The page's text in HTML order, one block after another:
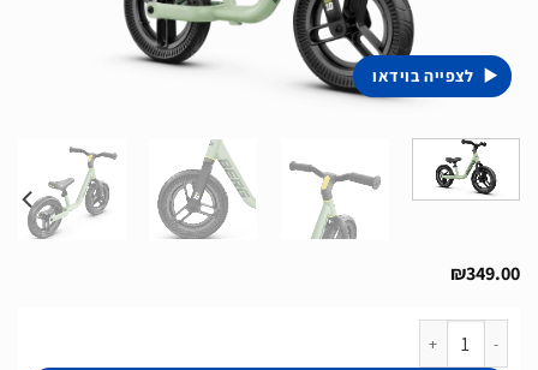
לצפייה בוידאו
₪349.00
כמות של אופני איזון בצבע ירוק פסטל דגם MOOV 10 של חברת BERG מהולנד